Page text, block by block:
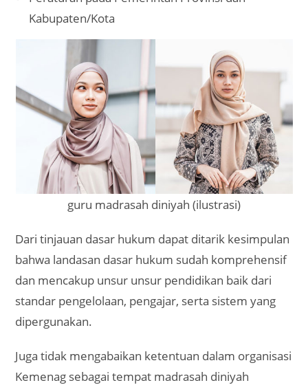
Kabupaten/Kota
guru madrasah diniyah (ilustrasi)
Dari tinjauan dasar hukum dapat ditarik kesimpulan
bahwa landasan dasar hukum sudah komprehensif
dan mencakup unsur unsur pendidikan baik dari
standar pengelolaan, pengajar, serta sistem yang
dipergunakan.
Juga tidak mengabaikan ketentuan dalam organisasi
Kemenag sebagai tempat madrasah diniyah